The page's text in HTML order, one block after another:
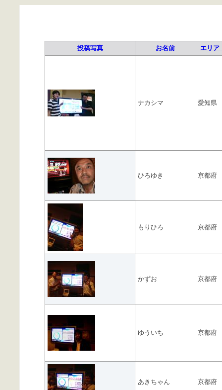
投稿写真 お名前 エリ
ナカシマ 愛知県
ひろゆき 京都府
もりひろ 京都府
かずお 京都府
ゆういち 京都府
あきちゃん 京都府